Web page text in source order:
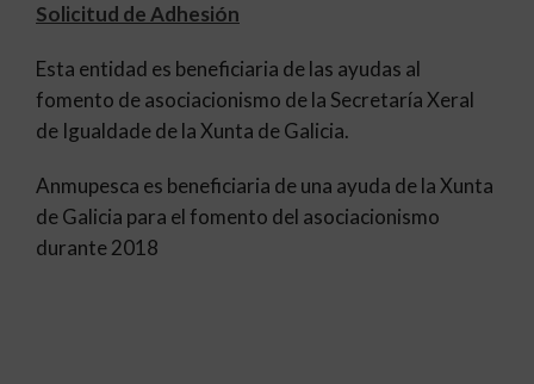
Solicitud de Adhesión
Esta entidad es beneficiaria de las ayudas al
fomento de asociacionismo de la Secretaría Xeral
de Igualdade de la Xunta de Galicia.
Anmupesca es beneficiaria de una ayuda de la Xunta
de Galicia para el fomento del asociacionismo
durante 2018